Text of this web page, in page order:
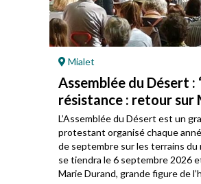
du Désert : “Femme, foi et
: retour sur Marie Durand”
du Désert est un grand rassemblement
organisé chaque année le premier dimanche
sur les terrains du musée du Désert. Elle
le 6 septembre 2026 et mettra à l’honneur
grande figure de l’histoire du